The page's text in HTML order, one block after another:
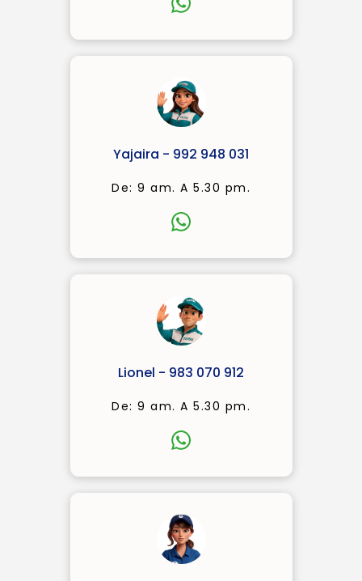
Yajaira - 992 948 031
De: 9 am. A 5.30 pm.
Lionel - 983 070 912
De: 9 am. A 5.30 pm.